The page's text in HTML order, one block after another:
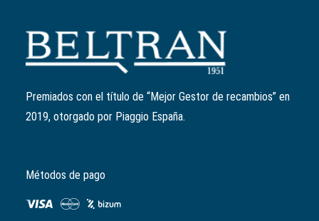
Kit parabrisas bajo Piaggio Liberty Iget transparente
1B002644
134,00
original
era:
€El
actual
Premiados con el título de “Mejor Gestor de recambios” en
2019, otorgado por Piaggio España.
Métodos de pago